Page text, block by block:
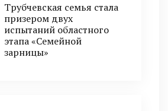
Трубчевская семья стала
призером двух
испытаний областного
этапа «Семейной
зарницы»